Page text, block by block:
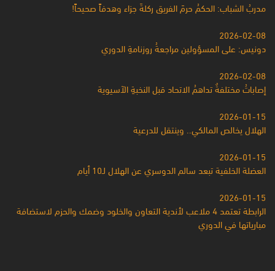
مدربُ الشباب: الحكمُ حرمَ الفريق ركلةَ جزاء وهدفاً صحيحاً!
2026-02-08
دونيس: على المسؤولين مراجعةُ روزنامةِ الدوري
2026-02-08
إصاباتُ مختلفةٌ تداهمُ الاتحاد قبل النخبةِ الآسيوية
2026-01-15
الهلال يخالص المالكي.. وينتقل للدرعية
2026-01-15
العضلة الخلفية تبعد سالم الدوسري عن الهلال لـ10 أيام
2026-01-15
الرابطة تعتمد 4 ملاعب لأندية التعاون والخلود وضمك والحزم لاستضافة
مبارياتها في الدوري